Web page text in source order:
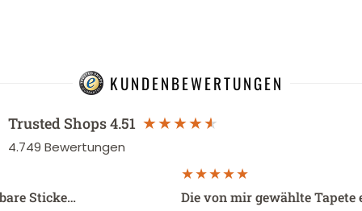
KUNDENBEWERTUNGEN
Trusted Shops4.51
4.749 Bewertungen
Sticke… Die von mir gewählte